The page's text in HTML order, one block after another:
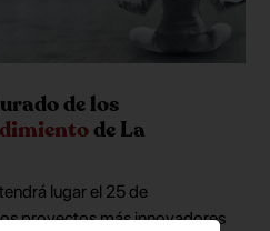
de los
de La
lugar el 25 de
proyectos más innovadores